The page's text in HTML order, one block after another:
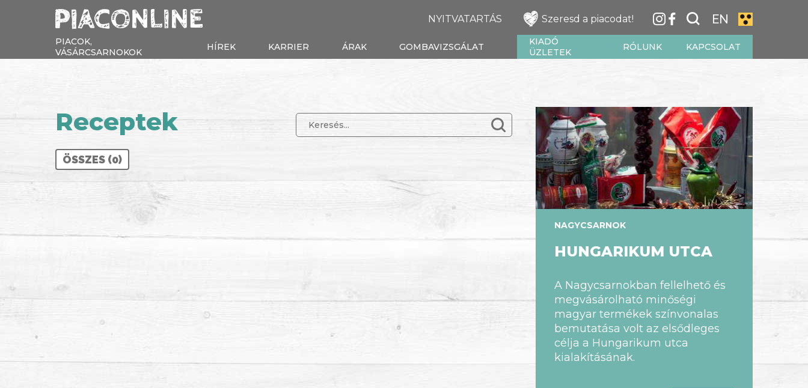
NYITVATARTÁS Szeresd a piacodat! EN
PIACOK,
VÁSÁRCSARNOKOK
HÍREK KARRIER ÁRAK GOMBAVIZSGÁLAT
KIADÓ
ÜZLETEK
RÓLUNK KAPCSOLAT
Receptek
ÖSSZES (0)
NAGYCSARNOK
HUNGARIKUM UTCA
A Nagycsarnokban fellelhető és
megvásárolható minőségi
magyar termékek színvonalas
bemutatása volt az elsődleges
célja a Hungarikum utca
kialakításának.